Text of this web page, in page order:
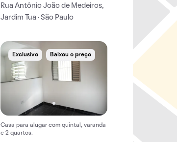
Rua Antônio João de Medeiros,
Jardim Tua · São Paulo
Exclusivo Baixou o preço
Casa para alugar com quintal, varanda
e 2 quartos.